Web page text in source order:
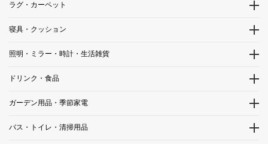
ラグ・カーペット
寝具・クッション
照明・ミラー・時計・生活雑貨
ドリンク・食品
ガーデン用品・季節家電
バス・トイレ・清掃用品